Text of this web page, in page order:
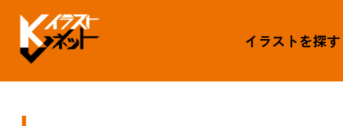
イラストを探す